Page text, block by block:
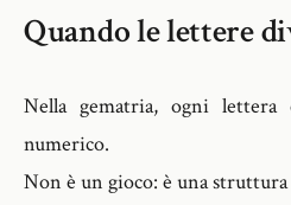
Quando le lettere
Nella gematria, ogni lettera
numerico.
Non è un gioco: è una struttura